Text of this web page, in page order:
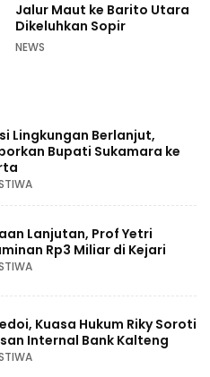
Jalur Maut ke Barito Utara
Dikeluhkan Sopir
NEWS
Lingkungan Berlanjut,
Bupati Sukamara ke
Lanjutan, Prof Yetri
Rp3 Miliar di Kejari
Kuasa Hukum Riky Soroti
Internal Bank Kalteng